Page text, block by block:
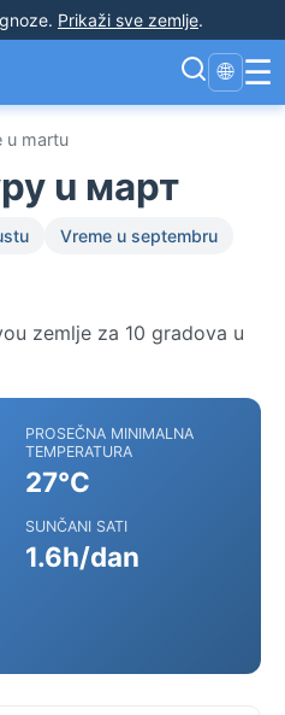
. Prikaži sve zemlje.
🌐 ☰
u martu
u март
Vreme u septembru
zemlje za 10 gradova u
PROSEČNA MINIMALNA
TEMPERATURA
27°C
SUNČANI SATI
1.6h/dan